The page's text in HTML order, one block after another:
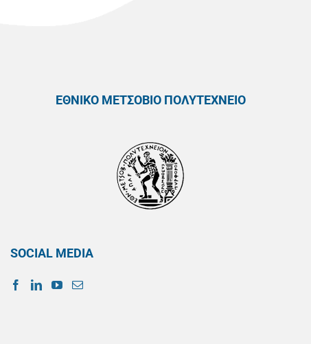
ΕΘΝΙΚΟ ΜΕΤΣΟΒΙΟ ΠΟΛΥΤΕΧΝΕΙΟ
SOCIAL MEDIA